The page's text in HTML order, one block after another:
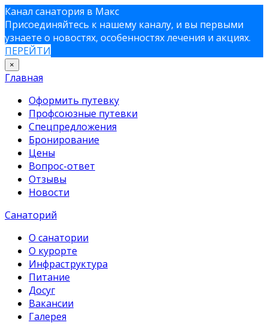
Канал санатория в Макс
Присоединяйтесь к нашему каналу, и вы первыми
узнаете о новостях, особенностях лечения и акциях.
ПЕРЕЙТИ
×
Главная
Оформить путевку
Профсоюзные путевки
Спецпредложения
Бронирование
Цены
Вопрос-ответ
Отзывы
Новости
Санаторий
О санатории
О курорте
Инфраструктура
Питание
Досуг
Вакансии
Галерея